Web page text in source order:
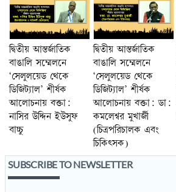
দ্বিতীয় আন্তর্জাতিক
বাঙালি সম্মেলনে
‘সেলুলয়েড থেকে
ডিজিট্যাল’ শীর্ষক
আলোচনায় বক্তা:
নাসির উদ্দিন ইউসুফ
বাচ্চু
দ্বিতীয় আন্তর্জাতিক
বাঙালি সম্মেলনে
‘সেলুলয়েড থেকে
ডিজিট্যাল’ শীর্ষক
আলোচনায় বক্তা: ডা:
কমলেশ্বর মুখার্জী
(চিত্রপরিচালক এবং
চিকিৎসক)
SUBSCRIBE TO NEWSLETTER